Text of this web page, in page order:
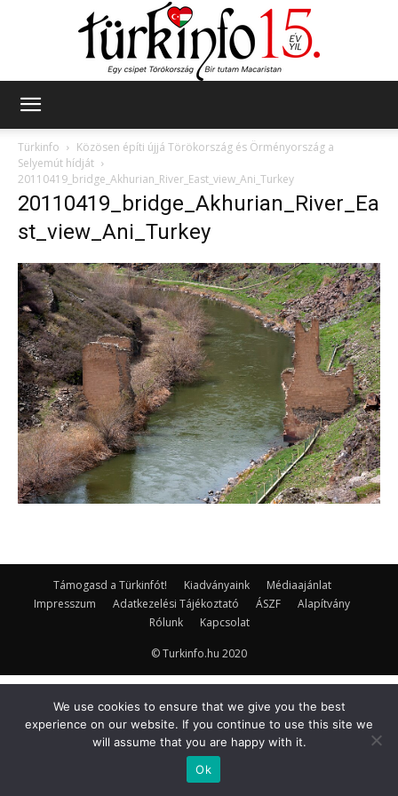
Türkinfo
Közösen építi újjá Törökország és Örményország a
Selyemút hídját
20110419_bridge_Akhurian_River_East_view_Ani_Turkey
20110419_bridge_Akhurian_River_Ea
st_view_Ani_Turkey
Támogasd a Türkinfót! Kiadványaink
Médiaajánlat
Impresszum
Adatkezelési Tájékoztató ÁSZF
Alapítvány
Rólunk
Kapcsolat
© Turkinfo.hu 2020
We use cookies to ensure that we give you the best
experience on our website. If you continue to use this site we
will assume that you are happy with it.
Ok